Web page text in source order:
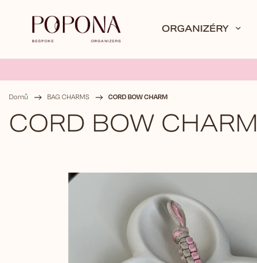
ORGANIZÉRY
Domů / BAG CHARMS / CORD BOW CHARM
CORD BOW CHARM